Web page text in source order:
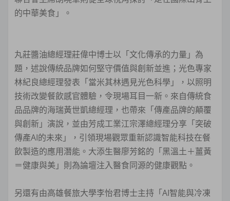
的中華美食」。
丸莊醬油總經理莊偉中博士以「文化傳承的力量」為
題，述說傳統品牌如何堅守價值與創新並進；光色專家
林紀良總經理發表「當米其林遇見光色科學」，以照明
技術改變餐飲感官體驗，令現場耳目一新。來自傳統食
品品牌的海瑞黃世凱總經理，也帶來「傳產品牌的顛覆
與創新」演說，並由芳成工業江宗澤總經理分享「突破
傳產AI的未來」，引領現場觀眾重新認識智能科技在餐
飲製造的應用潛能。大添生醫廖芳銘的「黑溫土＋薑黃
＝健康與美」則為論壇注入醫食同源的健康觀點。
另還有由高雄餐旅大學李怡君博士主持「AI智能與冷凍